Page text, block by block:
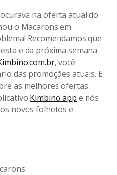
na oferta atual do
o Macarons em
Recomendamos que
e da próxima semana
, você
das promoções atuais. E
as melhores ofertas
Kimbino app e nós
novos folhetos e